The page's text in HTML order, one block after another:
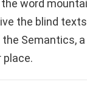
the word
the blind
Semantics,
place.